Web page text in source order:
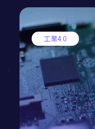
工業4.0